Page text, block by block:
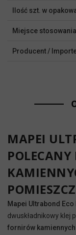
Więcej
Ilość szt. w
Miejsce
Producent /
MAPEI
POLECANY
Mapei Ultrabond Eco
dwuskładnikowy klej
fornirów